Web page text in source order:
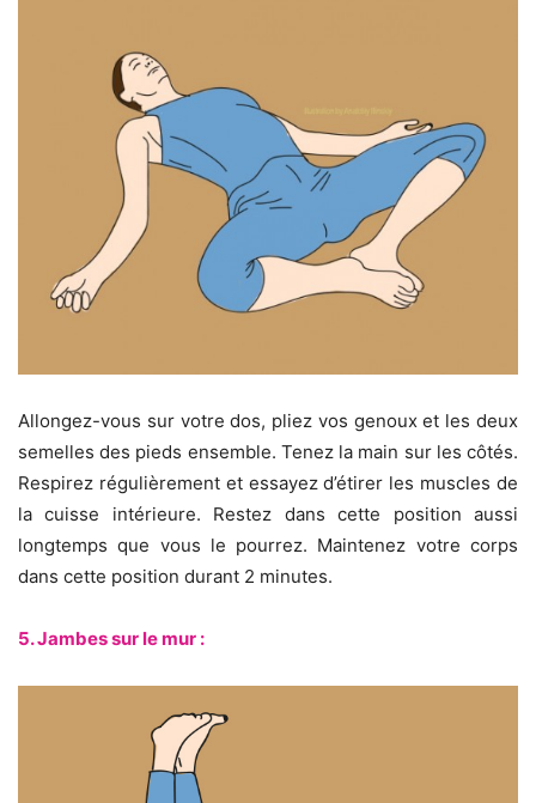
Allongez-vous sur votre dos, pliez vos genoux et les deux
semelles des pieds ensemble. Tenez la main sur les côtés.
Respirez régulièrement et essayez d’étirer les muscles de
la cuisse intérieure. Restez dans cette position aussi
longtemps que vous le pourrez. Maintenez votre corps
dans cette position durant 2 minutes.
5. Jambes sur le mur :